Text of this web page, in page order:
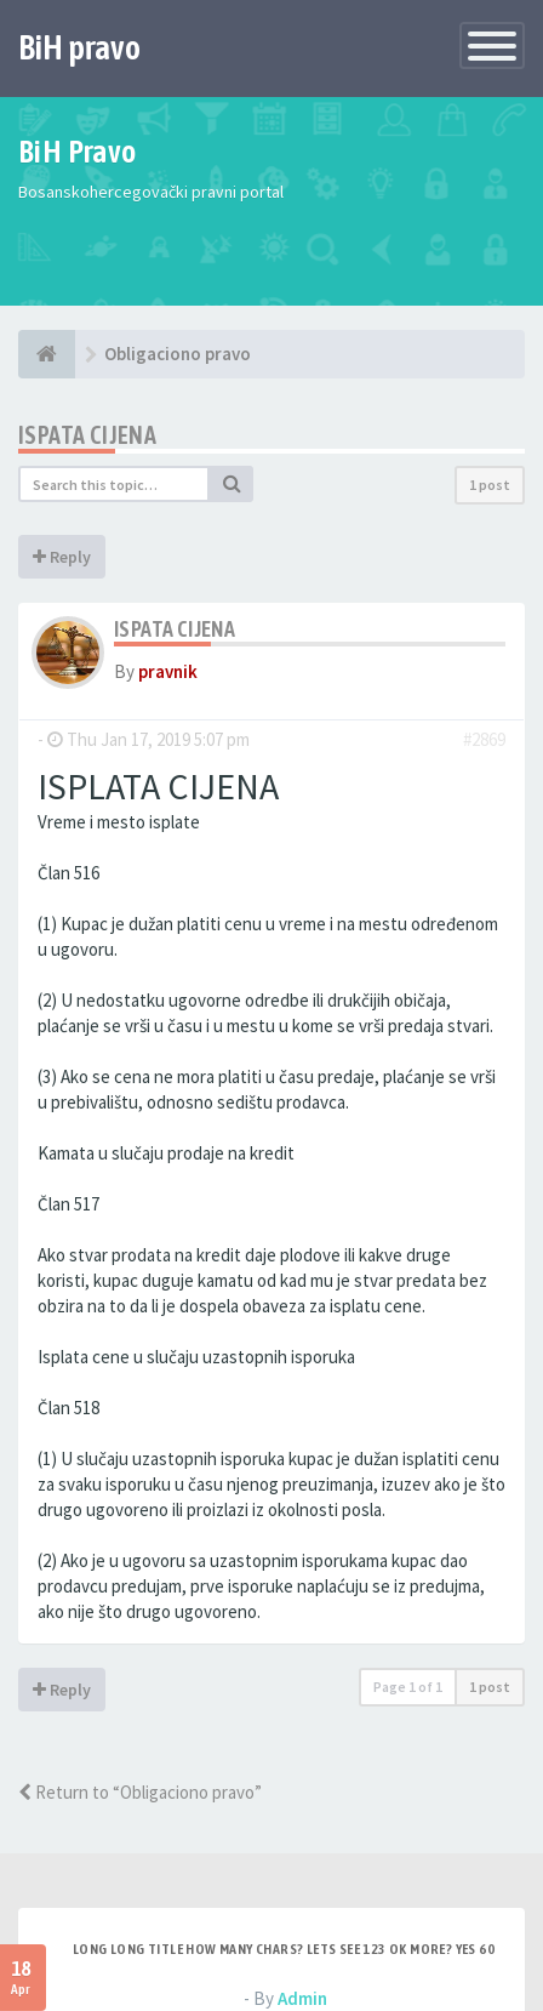
Toggle
BiH pravo
BiH Pravo
Bosanskohercegovački pravni portal
Obligaciono pravo
ISPATA CIJENA
1 post
Reply
ISPATA CIJENA
By pravnik
- Thu Jan 17, 2019 5:07 pm #2869
ISPLATA CIJENA
Vreme i mesto isplate
Član 516
(1) Kupac je dužan platiti cenu u vreme i na mestu određenom
u ugovoru.
(2) U nedostatku ugovorne odredbe ili drukčijih običaja,
plaćanje se vrši u času i u mestu u kome se vrši predaja stvari.
(3) Ako se cena ne mora platiti u času predaje, plaćanje se vrši
u prebivalištu, odnosno sedištu prodavca.
Kamata u slučaju prodaje na kredit
Član 517
Ako stvar prodata na kredit daje plodove ili kakve druge
koristi, kupac duguje kamatu od kad mu je stvar predata bez
obzira na to da li je dospela obaveza za isplatu cene.
Isplata cene u slučaju uzastopnih isporuka
Član 518
(1) U slučaju uzastopnih isporuka kupac je dužan isplatiti cenu
za svaku isporuku u času njenog preuzimanja, izuzev ako je što
drugo ugovoreno ili proizlazi iz okolnosti posla.
(2) Ako je u ugovoru sa uzastopnim isporukama kupac dao
prodavcu predujam, prve isporuke naplaćuju se iz predujma,
ako nije što drugo ugovoreno.
Reply Page 1 of 1 1 post
Return to “Obligaciono pravo”
18
Apr
LONG LONG TITLE HOW MANY CHARS? LETS SEE 123 OK MORE? YES 60
- ByAdmin